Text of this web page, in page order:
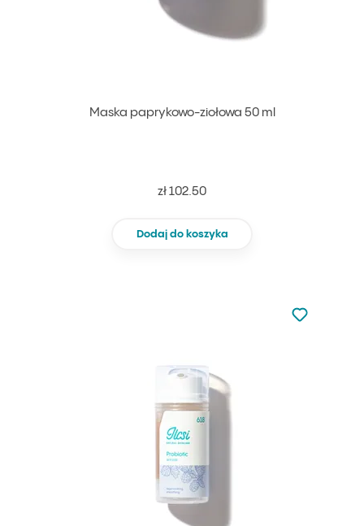
Maska paprykowo-ziołowa 50 ml
zł 102.50
Dodaj do koszyka
Nie dodano
Dodaj do